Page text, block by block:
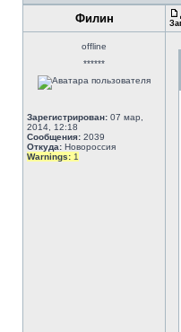
Филин
offline
******
Зарегистрирован: 07 мар,
2014, 12:18
Сообщения: 2039
Откуда: Новороссия
Warnings: 1